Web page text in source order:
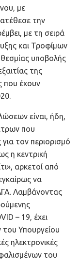
με
την
με τη σειρά
και Τροφίμων
υποβολής
της
που έχουν
είναι, ήδη,
που
τον περιορισμό
η κεντρική
αρκετοί από
να
Λαμβάνοντας
– 19, έχει
του Υπουργείου
ηλεκτρονικές
του